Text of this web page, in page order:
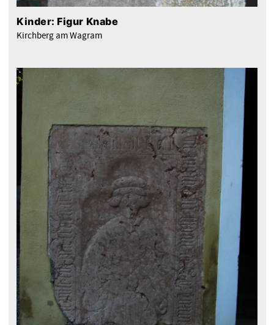
Kinder: Figur Knabe
Kirchberg am Wagram